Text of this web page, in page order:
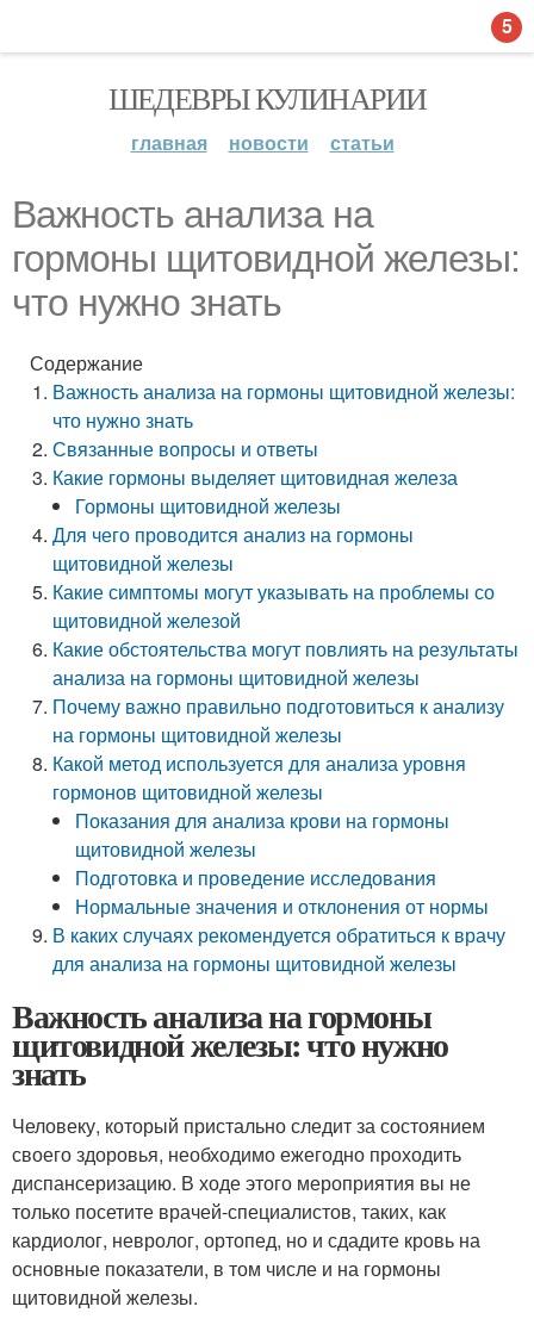
ШЕДЕВРЫ КУЛИНАРИИ
главная новости статьи
Важность анализа на
гормоны щитовидной железы:
что нужно знать
Содержание
Важность анализа на гормоны щитовидной железы:
что нужно знать
Связанные вопросы и ответы
Какие гормоны выделяет щитовидная железа
Гормоны щитовидной железы
Для чего проводится анализ на гормоны
щитовидной железы
Какие симптомы могут указывать на проблемы со
щитовидной железой
Какие обстоятельства могут повлиять на результаты
анализа на гормоны щитовидной железы
Почему важно правильно подготовиться к анализу
на гормоны щитовидной железы
Какой метод используется для анализа уровня
гормонов щитовидной железы
Показания для анализа крови на гормоны
щитовидной железы
Подготовка и проведение исследования
Нормальные значения и отклонения от нормы
В каких случаях рекомендуется обратиться к врачу
для анализа на гормоны щитовидной железы
Важность анализа на гормоны
щитовидной железы: что нужно
знать
Человеку, который пристально следит за состоянием
своего здоровья, необходимо ежегодно проходить
диспансеризацию. В ходе этого мероприятия вы не
только посетите врачей-специалистов, таких, как
кардиолог, невролог, ортопед, но и сдадите кровь на
основные показатели, в том числе и на гормоны
щитовидной железы.
5